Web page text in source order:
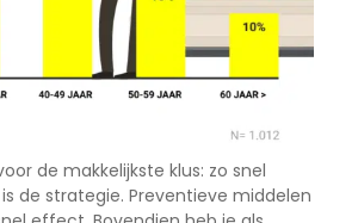
de makkelijkste klus: zo snel
de strategie. Preventieve middelen